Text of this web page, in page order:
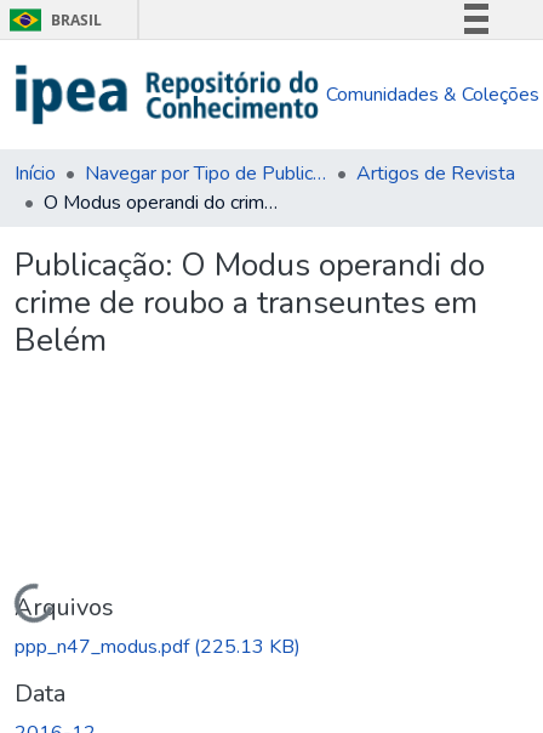
BRASIL
Comunica BR
Acesso à informação
Comunidades & Coleções
Início Navegar por Tipo de Publicação
Artigos de Revista
O Modus operandi do crime de roubo a transeuntes em Belém
Publicação: O Modus operandi do
crime de roubo a transeuntes em
Belém
Carregando...
Arquivos
ppp_n47_modus.pdf(225.13 KB)
Data